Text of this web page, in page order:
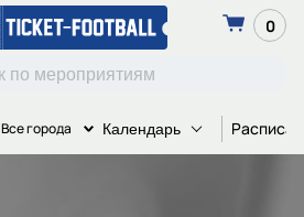
0
Все города Календарь